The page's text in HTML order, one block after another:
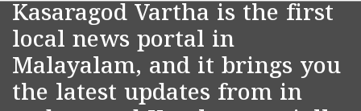
Kasaragod Vartha is the first
local news portal in
Malayalam, and it brings you
the latest updates from in